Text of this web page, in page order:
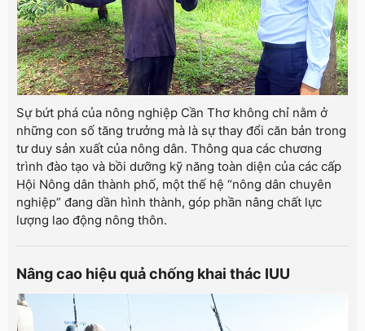
Sự bứt phá của nông nghiệp Cần Thơ không chỉ nằm ở
những con số tăng trưởng mà là sự thay đổi căn bản trong
tư duy sản xuất của nông dân. Thông qua các chương
trình đào tạo và bồi dưỡng kỹ năng toàn diện của các cấp
Hội Nông dân thành phố, một thế hệ “nông dân chuyên
nghiệp” đang dần hình thành, góp phần nâng chất lực
lượng lao động nông thôn.
Nâng cao hiệu quả chống khai thác IUU